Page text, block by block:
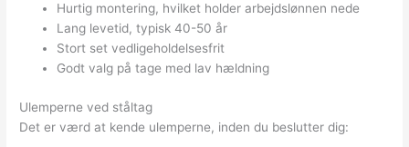
Hurtig montering, hvilket holder arbejdslønnen nede
Lang levetid, typisk 40-50 år
Stort set vedligeholdelsesfrit
Godt valg på tage med lav hældning
Ulemperne ved ståltag
Det er værd at kende ulemperne, inden du beslutter dig: